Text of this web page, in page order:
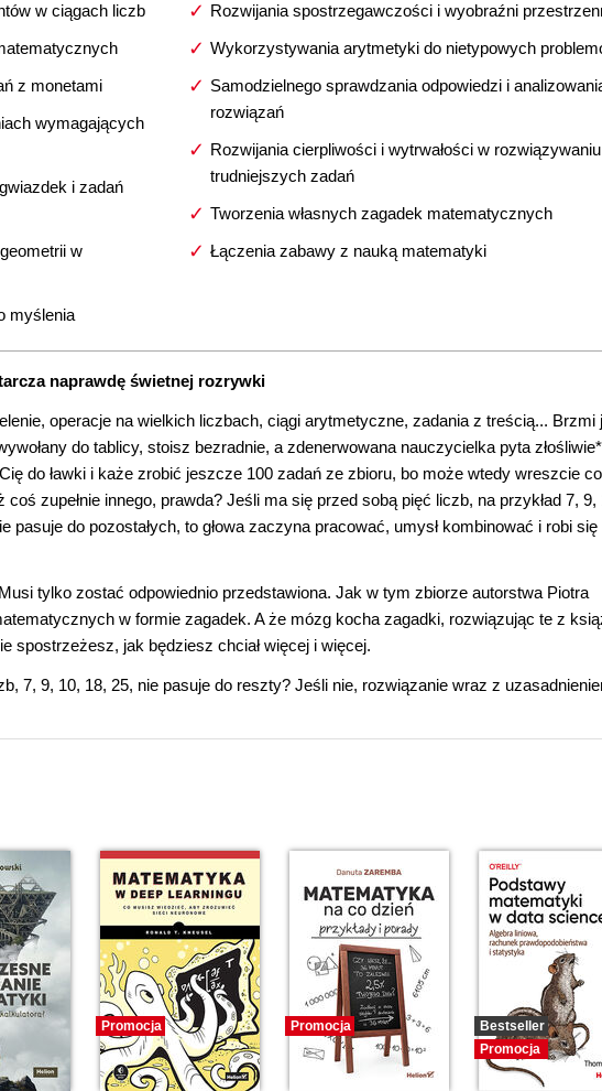
w ciągach liczb
z monetami
wymagających
i zadań
w
myślenia
Rozwijania spostrzegawczości i wyobraźni
Wykorzystywania arytmetyki do nietypowych
Samodzielnego sprawdzania odpowiedzi i
rozwiązań
Rozwijania cierpliwości i wytrwałości w rozwiązywaniu
trudniejszych zadań
Tworzenia własnych zagadek matematycznych
Łączenia zabawy z nauką matematyki
naprawdę świetnej rozrywki
operacje na wielkich liczbach, ciągi arytmetyczne, zadania z treścią... Brzmi
do tablicy, stoisz bezradnie, a zdenerwowana nauczycielka pyta
do ławki i każe zrobić jeszcze 100 zadań ze zbioru, bo może wtedy wreszcie
zupełnie innego, prawda? Jeśli ma się przed sobą pięć liczb, na przykład 7, 9,
pasuje do pozostałych, to głowa zaczyna pracować, umysł kombinować i robi się
tylko zostać odpowiednio przedstawiona. Jak w tym zbiorze autorstwa Piotra
w formie zagadek. A że mózg kocha zagadki, rozwiązując te z
spostrzeżesz, jak będziesz chciał więcej i więcej.
7, 9, 10, 18, 25, nie pasuje do reszty? Jeśli nie, rozwiązanie wraz z
Promocja Promocja
Bestseller
Promocja